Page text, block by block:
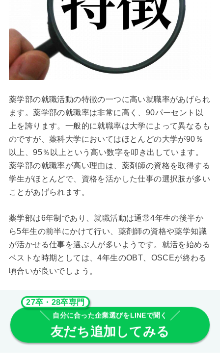
薬学部の就職活動の特徴の一つに高い就職率があげられ
ます。薬学部の就職率は非常に高く、90パーセント以
上を誇ります。一般的に就職率は大学によって異なるも
のですが、薬科大学においてはほとんどの大学が90％
以上、95％以上という高い数字を叩き出しています。
薬学部の就職率が高い理由は、薬剤師の資格を取得する
学生がほとんどで、資格を活かした仕事の選択肢が多い
ことがあげられます。
薬学部は6年制であり、就職活動は通常4年生の後半か
ら5年生の前半にかけて行い、薬剤師の資格や薬学知識
が活かせる仕事を選ぶ人が多いようです。就活を始める
ベストな時期としては、4年生のOBT、OSCEが終わる
頃合いが良いでしょう。
27卒・28卒専門
自分に合った企業選びをLINEで聞く
友だち追加してみる